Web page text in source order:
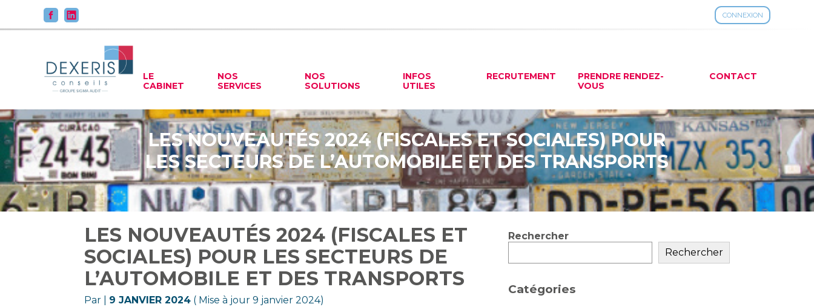
CONNEXION
au
contenu
Principal
LE
CABINET
NOS
SERVICES
NOS
SOLUTIONS
INFOS
UTILES
RECRUTEMENT
PRENDRE RENDEZ-
VOUS
CONTACT
LES NOUVEAUTÉS 2024 (FISCALES ET SOCIALES) POUR
LES SECTEURS DE L’AUTOMOBILE ET DES TRANSPORTS
LES NOUVEAUTÉS 2024 (FISCALES ET
SOCIALES) POUR LES SECTEURS DE
L’AUTOMOBILE ET DES TRANSPORTS
Par 9 JANVIER 2024 ( Mise à jour 9 janvier 2024)
Blog
Rechercher
Rechercher
Catégories